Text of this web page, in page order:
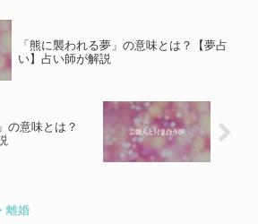
「熊に襲われる夢」の意味とは？【夢占
い】占い師が解説
の意味とは？
離婚